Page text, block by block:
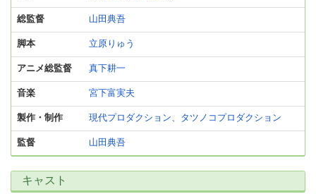
総監督 山田典吾
脚本 立原りゅう
アニメ総監督 真下耕一
音楽 宮下富実夫
製作・制作 現代プロダクション、タツノコプロダクション
監督 山田典吾
キャスト